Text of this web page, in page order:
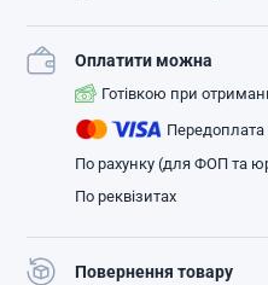
Оплатити можна
Готівкою при
По рахунку (для ФОП та
По реквізитах
Повернення товару